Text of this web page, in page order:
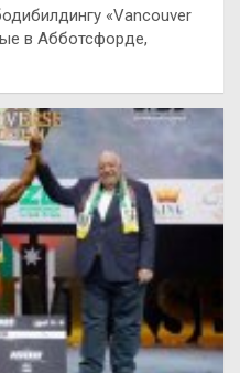
«Vancouver
в Абботсфорде,